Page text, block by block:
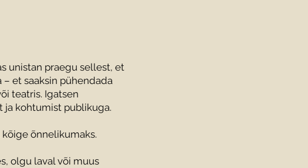
unistan praegu sellest, et
et saaksin pühendada
teatris. Igatsen
ja kohtumist publikuga.
õnnelikumaks.
olgu laval või muus